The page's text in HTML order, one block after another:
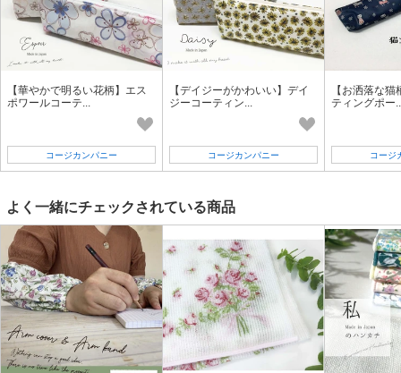
【華やかで明るい花柄】エス
ポワールコーテ...
コージカンパニー
【デイジーがかわいい】デイ
ジーコーティン...
コージカンパニー
【お洒落な
ティングポー
コージ
よく一緒にチェックされている商品